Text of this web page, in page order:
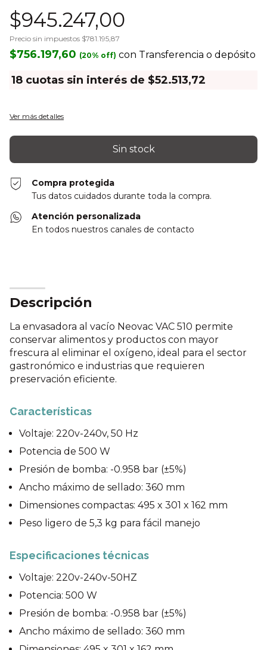
$945.247,00
Precio sin impuestos $781.195,87
$756.197,60 con Transferencia o depósito
18 cuotas sin interés de $52.513,72
Ver más detalles
Compra protegida
Tus datos cuidados durante toda la compra.
Atención personalizada
En todos nuestros canales de contacto
Descripción
La envasadora al vacío Neovac VAC 510 permite
conservar alimentos y productos con mayor
frescura al eliminar el oxígeno, ideal para el sector
gastronómico e industrias que requieren
preservación eficiente.
Características
Voltaje: 220v-240v, 50 Hz
Potencia de 500 W
Presión de bomba: -0.958 bar (±5%)
Ancho máximo de sellado: 360 mm
Dimensiones compactas: 495 x 301 x 162 mm
Peso ligero de 5,3 kg para fácil manejo
Especificaciones técnicas
Voltaje: 220v-240v-50HZ
Potencia: 500 W
Presión de bomba: -0.958 bar (±5%)
Ancho máximo de sellado: 360 mm